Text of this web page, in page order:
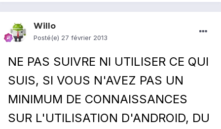
Willo
Posté(e) 27 février 2013
NE PAS SUIVRE NI UTILISER CE QUI
SUIS, SI VOUS N'AVEZ PAS UN
MINIMUM DE CONNAISSANCES
SUR L'UTILISATION D'ANDROID, DU